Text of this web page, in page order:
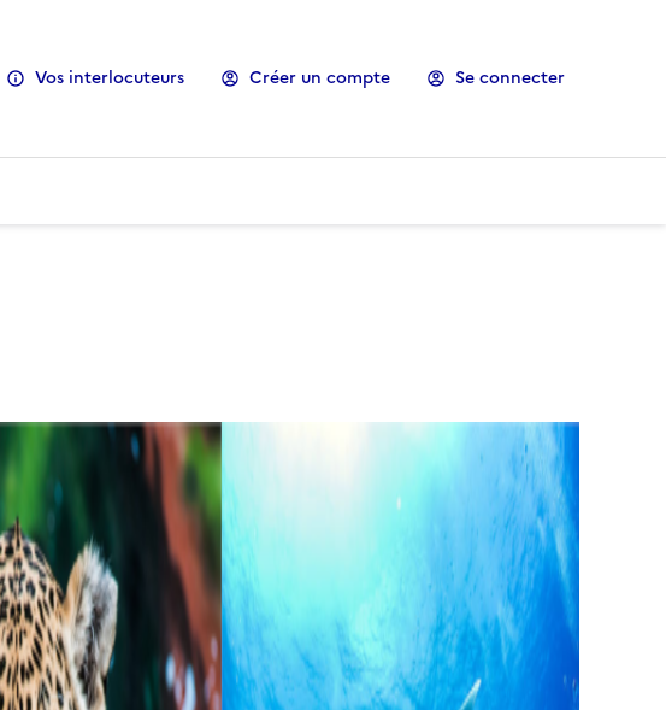
Vos interlocuteurs Créer un compte Se connecter